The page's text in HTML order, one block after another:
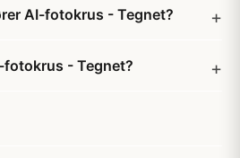
AI-fotokrus - Tegnet?
fotokrus - Tegnet?